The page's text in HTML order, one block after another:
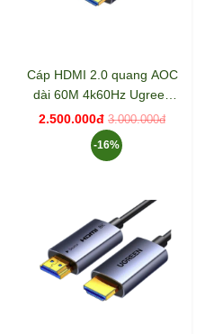
Cáp HDMI 2.0 quang AOC
dài 60M 4k60Hz Ugreen
45510 HD178
2.500.000đ 3.000.000đ
-16%